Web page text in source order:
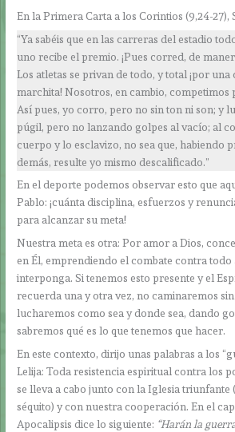
En la Primera Carta a los Corintios (9,24-27),
“Ya sabéis que en las carreras del estadio
uno recibe el premio. ¡Pues corred, de
Los atletas se privan de todo, y total ¡por una
marchita! Nosotros, en cambio, competimos
Así pues, yo corro, pero no sin ton ni son; y
púgil, pero no lanzando golpes al vacío; al
cuerpo y lo esclavizo, no sea que, habiendo
demás, resulte yo mismo descalificado.”
En el deporte podemos observar esto que
Pablo: ¡cuánta disciplina, esfuerzos y
para alcanzar su meta!
Nuestra meta es otra: Por amor a Dios,
en Él, emprendiendo el combate contra todo
interponga. Si tenemos esto presente y el
recuerda una y otra vez, no caminaremos
lucharemos como sea y donde sea, dando
sabremos qué es lo que tenemos que hacer.
En este contexto, dirijo unas palabras a los
Lelija: Toda resistencia espiritual contra los
se lleva a cabo junto con la Iglesia triunfante
séquito) y con nuestra cooperación. En el
Apocalipsis dice lo siguiente: “Harán la